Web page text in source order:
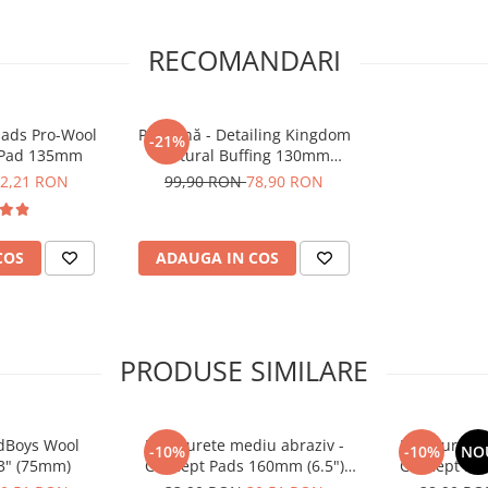
RECOMANDARI
Pro-Wool
135mm
RON
-21%
Pad lână - Detailing Kingdom
Natural Buffing 130mm
Premium Domestic Pad
99,90 RON78,90 RON
ADAUGA IN COS
PRODUSE SIMILARE
Wool
(75mm)
-10%
Pad burete mediu abraziv -
Concept Pads 160mm (6.5")
-10%
Pad burete
Concept